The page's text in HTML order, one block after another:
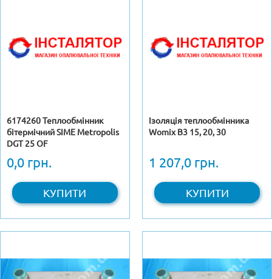
6174260 Теплообмінник
бітермічний SIME Metropolis
DGT 25 OF
0,0 грн.
КУПИТИ
Ізоляція теплообмінника
Womix B3 15, 20, 30
1 207,0 грн.
КУПИТИ